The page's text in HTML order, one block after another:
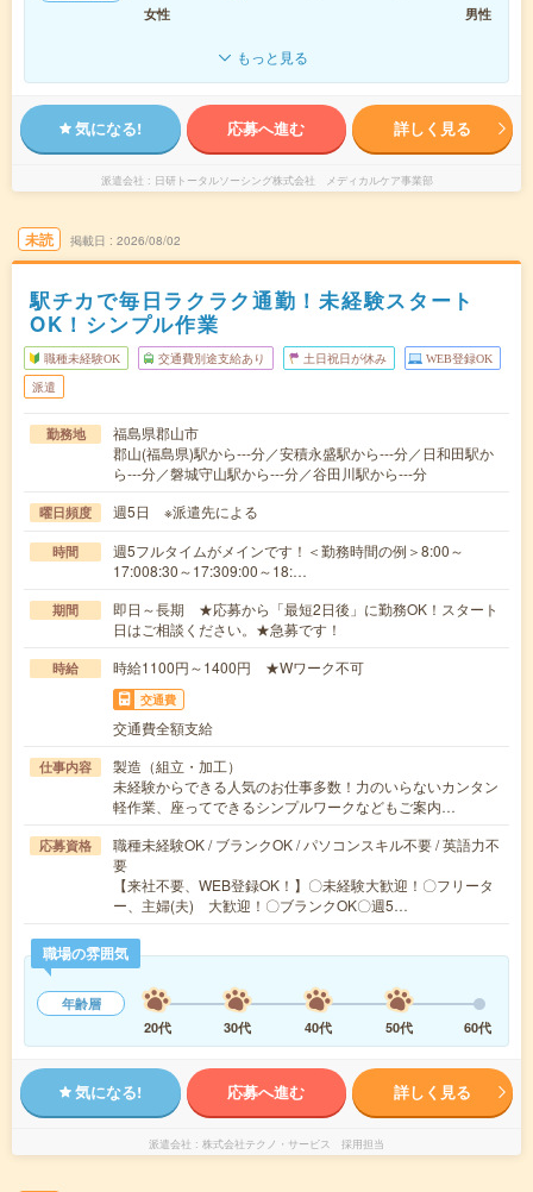
女性
男性
もっと見る
気になる! 応募へ進む 詳しく見る
派遣会社 日研トータルソーシング株式会社 メディカルケア事業部
未読 掲載日 2026/08/02
駅チカで毎日ラクラク通勤！未経験スタート
OK！シンプル作業
職種未経験OK 交通費別途支給あり 土日祝日が休み WEB登録OK
派遣
勤務地
福島県郡山市
郡山(福島県)駅から---分／安積永盛駅から---分／日和田駅か
ら---分／磐城守山駅から---分／谷田川駅から---分
曜日頻度 週5日 ※派遣先による
時間
週5フルタイムがメインです！＜勤務時間の例＞8:00～
17:008:30～17:309:00～18:…
期間
即日～長期 ★応募から「最短2日後」に勤務OK！スタート
日はご相談ください。★急募です！
時給 時給1100円～1400円 ★Wワーク不可
交通費
交通費全額支給
仕事内容
製造（組立・加工）
未経験からできる人気のお仕事多数！力のいらないカンタン
軽作業、座ってできるシンプルワークなどもご案内…
応募資格
職種未経験OK / ブランクOK / パソコンスキル不要 / 英語力不
要
【来社不要、WEB登録OK！】〇未経験大歓迎！〇フリータ
ー、主婦(夫) 大歓迎！〇ブランクOK〇週5…
職場の雰囲気
年齢層
20代
30代 40代 50代 60代
気になる! 応募へ進む 詳しく見る
派遣会社 株式会社テクノ・サービス 採用担当